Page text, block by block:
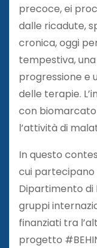
precoce, ei
dalle ricadute,
cronica, oggi
tempestiva,
progressione e
delle terapie.
con
l’attività di
In questo
cui
Dipartimento di
gruppi
finanziati tra
progetto